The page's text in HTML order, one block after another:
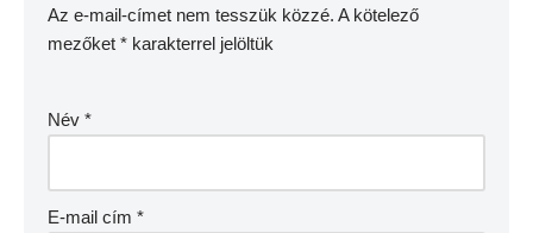
Az e-mail-címet nem tesszük közzé. A kötelező
mezőket * karakterrel jelöltük
Név *
E-mail cím *